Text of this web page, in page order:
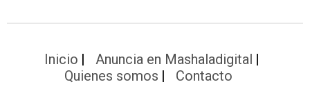
Inicio
Anuncia en Mashaladigital
Quienes somos
Contacto